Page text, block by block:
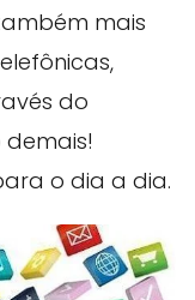
mais
do
o dia a dia.